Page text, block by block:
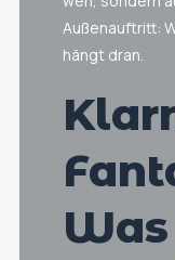
Außenauftritt:
hängt dran.